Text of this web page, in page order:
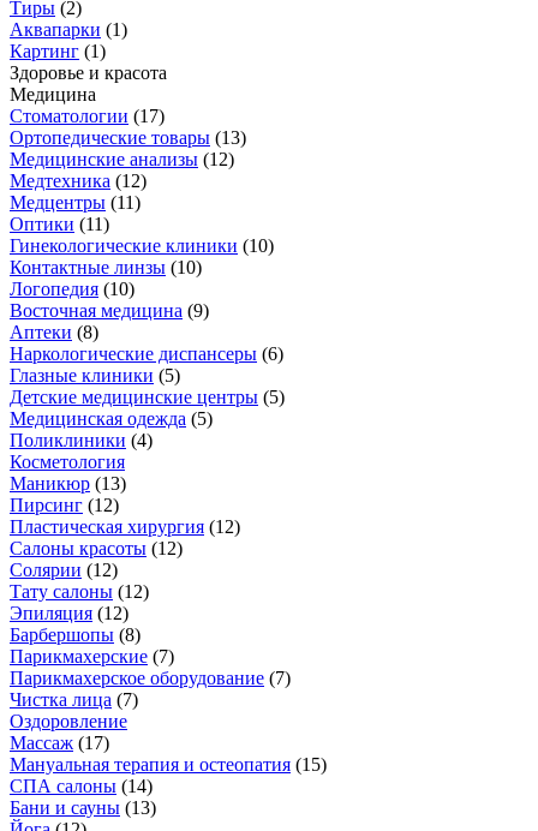
Тиры (2)
Аквапарки (1)
Картинг (1)
Здоровье и красота
Медицина
Стоматологии (17)
Ортопедические товары (13)
Медицинские анализы (12)
Медтехника (12)
Медцентры (11)
Оптики (11)
Гинекологические клиники (10)
Контактные линзы (10)
Логопедия (10)
Восточная медицина (9)
Аптеки (8)
Наркологические диспансеры (6)
Глазные клиники (5)
Детские медицинские центры (5)
Медицинская одежда (5)
Поликлиники (4)
Косметология
Маникюр (13)
Пирсинг (12)
Пластическая хирургия (12)
Салоны красоты (12)
Солярии (12)
Тату салоны (12)
Эпиляция (12)
Барбершопы (8)
Парикмахерские (7)
Парикмахерское оборудование (7)
Чистка лица (7)
Оздоровление
Массаж (17)
Мануальная терапия и остеопатия (15)
СПА салоны (14)
Бани и сауны (13)